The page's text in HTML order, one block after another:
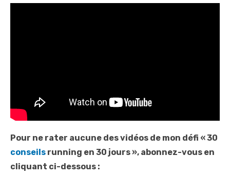
Pour ne rater aucune des vidéos de mon défi « 30
conseils running en 30 jours », abonnez-vous en
cliquant ci-dessous :